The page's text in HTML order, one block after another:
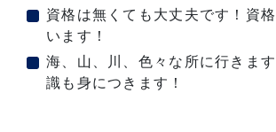
資格は無くても大丈夫です！資
います！
海、山、川、色々な所に行きま
識も身につきます！